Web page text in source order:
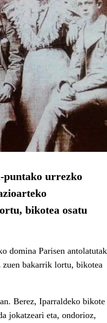
puntako urrezko
bikotea osatu
domina Parisen
bakarrik lortu, bikotea
Berez, Iparraldeko bikote
jokatzeari eta, ondorioz,